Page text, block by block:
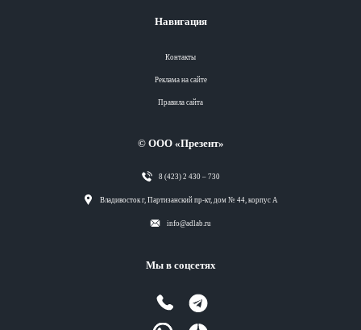
Навигация
Контакты
Реклама на сайте
Правила сайта
© ООО «Презент»
8 (423) 2 430 – 730
Владивосток г, Партизанский пр-кт, дом № 44, корпус А
info@adlab.ru
Мы в соцсетях